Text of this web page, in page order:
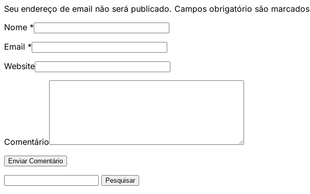
Seu endereço de email não será publicado. Campos obrigatório são marcados
Nome *
Email *
Website
Comentário